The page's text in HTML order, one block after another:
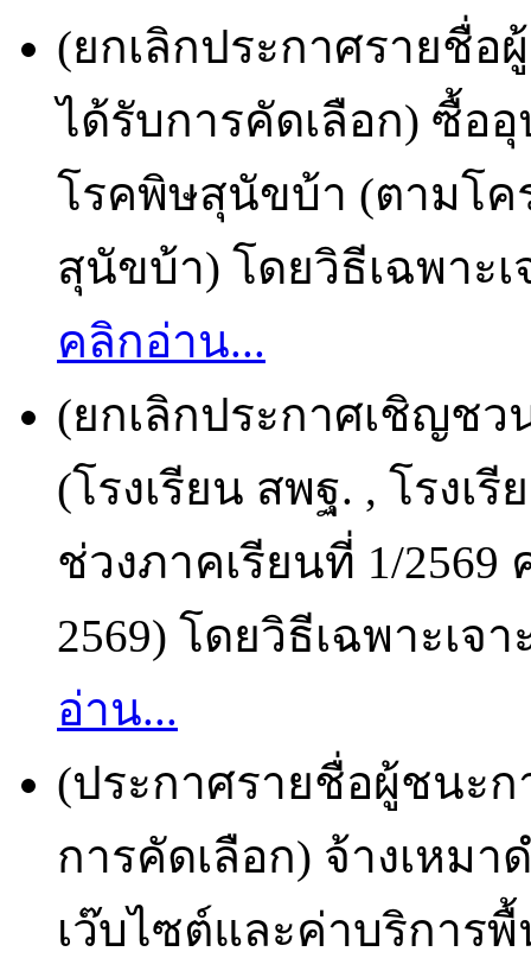
(ยกเลิกประกาศรายชื่อ
ได้รับการคัดเลือก) ซื้
โรคพิษสุนัขบ้า (ตามโค
สุนัขบ้า) โดยวิธีเฉพาะเ
คลิกอ่าน...
(ยกเลิกประกาศเชิญชว
(โรงเรียน สพฐ. , โรงเ
ช่วงภาคเรียนที่ 1/
2569) โดยวิธีเฉพาะเจ
อ่าน...
(ประกาศรายชื่อผู้ชนะก
การคัดเลือก) จ้างเหม
เว๊บไซต์และค่าบริการ